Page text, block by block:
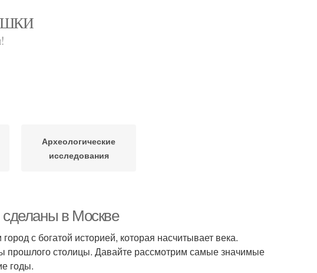
Археологические
исследования
сделаны в Москве
с богатой историей, которая насчитывает века.
прошлого столицы. Давайте рассмотрим самые значимые
годы.